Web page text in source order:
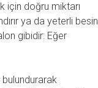
için doğru miktarı
ya da yeterli besin
gibidir: Eğer